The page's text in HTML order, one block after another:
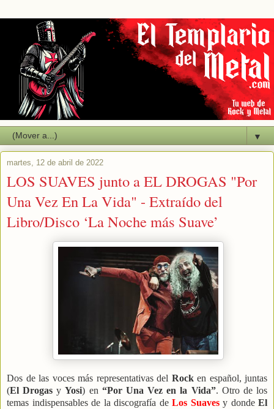
▼
martes, 12 de abril de 2022
LOS SUAVES junto a EL DROGAS "Por
Una Vez En La Vida" - Extraído del
Libro/Disco ‘La Noche más Suave’
Dos de las voces más representativas del Rock en español, juntas
(El DrogasyYosi) en “Por Una Vez en la Vida”. Otro de los
temas indispensables de la discografía de Los Suaves y donde El